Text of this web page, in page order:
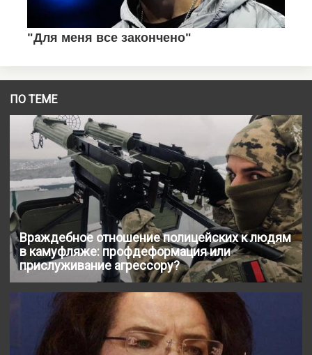
ПО ТЕМЕ
Враждебное отношение полицейских к людям
в камуфляже: профдеформация или
прислуживание агрессору?